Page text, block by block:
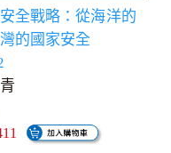
全戰略：從海洋的
的國家安全